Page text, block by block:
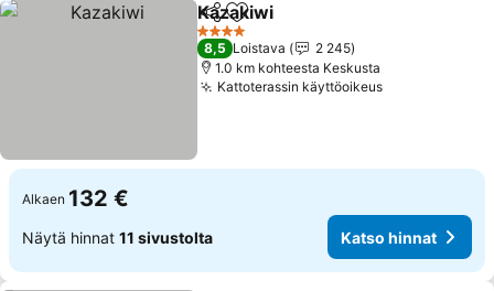
Jaa Lisää suosikkeihin
Kazakiwi
4 Tähtiluokitus
8,5 Loistava
2 245
1.0 km kohteesta Keskusta
Kattoterassin käyttöoikeusKatso hinnat
Alkaen 132 €
Näytä hinnat 11 sivustolta Katso hinnat